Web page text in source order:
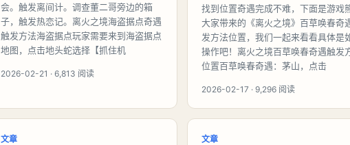
会。触发离间计。调查董二哥旁边的箱
子，触发热恋记。离火之境海盗据点奇遇
触发方法海盗据点玩家需要来到海盗据点
地图，点击地头蛇选择【抓住机
2026-02-21 · 6,813 阅读
找到位置奇遇完成不难，下面是游戏
大家带来的《离火之境》百草唤春奇
发方法位置，我们一起来看看具体是
操作吧！离火之境百草唤春奇遇触发
位置百草唤春奇遇：茅山，点击
2026-02-17 · 9,296 阅读
文章 文章